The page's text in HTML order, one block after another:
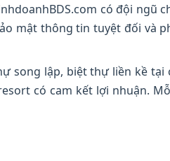
có đội ngũ
mật thông tin tuyệt đối và
lập, biệt thự liền kề tại
có cam kết lợi nhuận.